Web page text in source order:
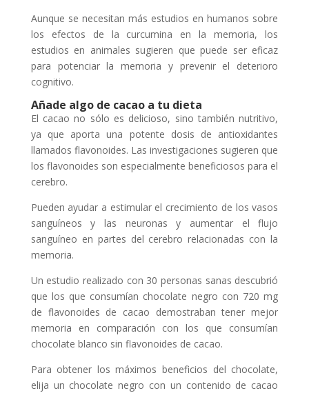
Aunque se necesitan más estudios en humanos sobre
los efectos de la curcumina en la memoria, los
estudios en animales sugieren que puede ser eficaz
para potenciar la memoria y prevenir el deterioro
cognitivo.
Añade algo de cacao a tu dieta
El cacao no sólo es delicioso, sino también nutritivo,
ya que aporta una potente dosis de antioxidantes
llamados flavonoides. Las investigaciones sugieren que
los flavonoides son especialmente beneficiosos para el
cerebro.
Pueden ayudar a estimular el crecimiento de los vasos
sanguíneos y las neuronas y aumentar el flujo
sanguíneo en partes del cerebro relacionadas con la
memoria.
Un estudio realizado con 30 personas sanas descubrió
que los que consumían chocolate negro con 720 mg
de flavonoides de cacao demostraban tener mejor
memoria en comparación con los que consumían
chocolate blanco sin flavonoides de cacao.
Para obtener los máximos beneficios del chocolate,
elija un chocolate negro con un contenido de cacao